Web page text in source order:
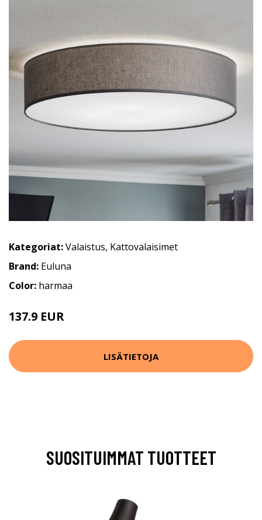
Kategoriat:Valaistus, Kattovalaisimet
Brand: Euluna
Color: harmaa
137.9 EUR
LISÄTIETOJA
SUOSITUIMMAT TUOTTEET